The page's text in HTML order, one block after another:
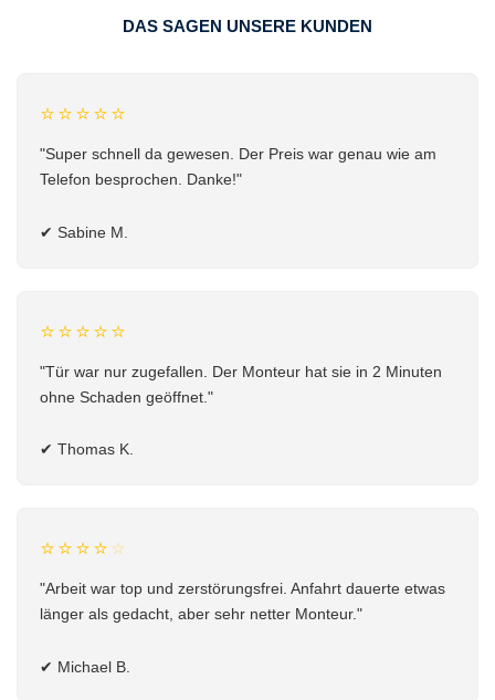
DAS SAGEN UNSERE KUNDEN
⭐⭐⭐⭐⭐
"Super schnell da gewesen. Der Preis war genau wie am
Telefon besprochen. Danke!"
✔ Sabine M.
⭐⭐⭐⭐⭐
"Tür war nur zugefallen. Der Monteur hat sie in 2 Minuten
ohne Schaden geöffnet."
✔ Thomas K.
⭐⭐⭐⭐⭐
"Arbeit war top und zerstörungsfrei. Anfahrt dauerte etwas
länger als gedacht, aber sehr netter Monteur."
✔ Michael B.